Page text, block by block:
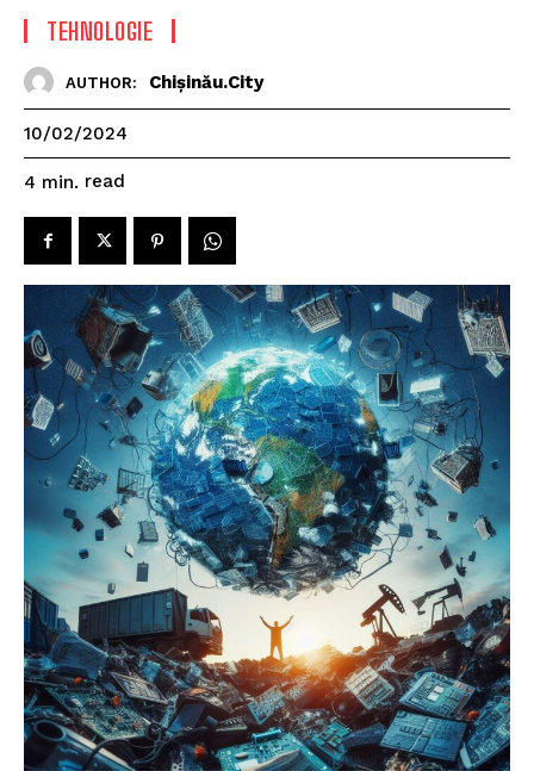
TEHNOLOGIE
AUTHOR: Chișinău.City
10/02/2024
4 min. read